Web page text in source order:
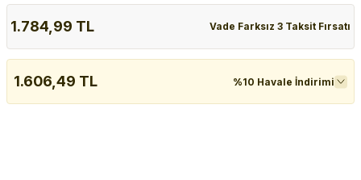
1.784,99 TL Vade Farksız 3 Taksit Fırsatı
1.606,49 TL %10 Havale İndirimi